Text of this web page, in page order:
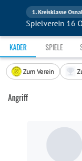
1. Kreisklasse
Spielverein 16
KADER SPIELE
Zum Verein
Angriff